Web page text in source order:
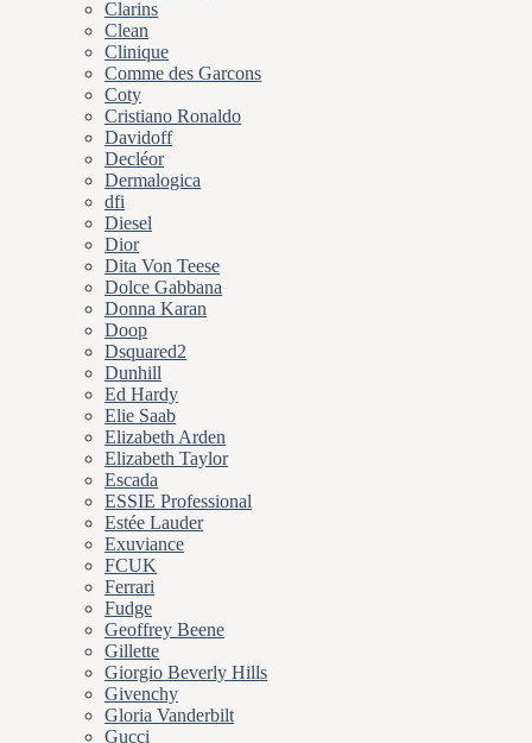
Clarins
Clean
Clinique
Comme des Garcons
Coty
Cristiano Ronaldo
Davidoff
Decléor
Dermalogica
dfi
Diesel
Dior
Dita Von Teese
Dolce Gabbana
Donna Karan
Doop
Dsquared2
Dunhill
Ed Hardy
Elie Saab
Elizabeth Arden
Elizabeth Taylor
Escada
ESSIE Professional
Estée Lauder
Exuviance
FCUK
Ferrari
Fudge
Geoffrey Beene
Gillette
Giorgio Beverly Hills
Givenchy
Gloria Vanderbilt
Gucci